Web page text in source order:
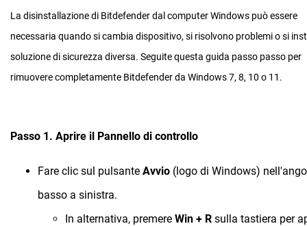
La disinstallazione di Bitdefender dal computer Windows può essere
necessaria quando si cambia dispositivo, si risolvono problemi o si
soluzione di sicurezza diversa. Seguite questa guida passo passo per
rimuovere completamente Bitdefender da Windows 7, 8, 10 o 11.
Passo 1. Aprire il Pannello di controllo
Fare clic sul pulsante Avvio (logo di Windows)
basso a sinistra.
In alternativa, premere Win + R sulla tastiera per